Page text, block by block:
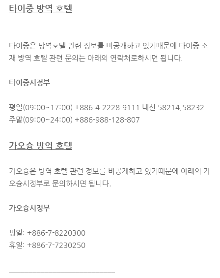
타이중 방역 호텔
타이중은 방역호텔 관련 정보를 비공개하고 있기때문에 타이중 소
재 방역 호텔 관련 문의는 아래의 연락처로하시면 됩니다.
타이중시정부
평일(09:00~17:00) +886-4-2228-9111 내선 58214,58232
주말(09:00~24:00) +886-988-128-807
가오슝 방역 호텔
가오슝은 방역 호텔 관련 정보를 비공개하고 있기때문에 아래의 가
오슝시정부로 문의하시면 됩니다.
가오슝시정부
평일: +886-7-8220300
휴일: +886-7-7230250